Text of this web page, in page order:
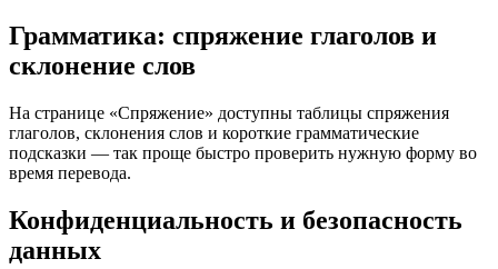
Грамматика: спряжение глаголов и
склонение слов
На странице «Спряжение» доступны таблицы спряжения
глаголов, склонения слов и короткие грамматические
подсказки — так проще быстро проверить нужную форму во
время перевода.
Конфиденциальность и безопасность
данных